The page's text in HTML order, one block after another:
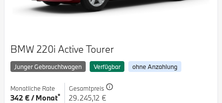
BMW 220i Active Tourer
Junger Gebrauchtwagen Verfügbar ohne Anzahlung
Monatliche Rate
342 € / Monat*
Gesamtpreis
29.245,12 €